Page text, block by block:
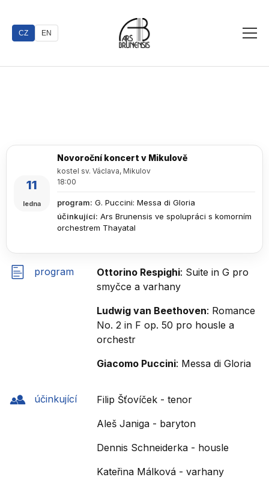
CZ EN
11
ledna
Novoroční koncert v Mikulově
kostel sv. Václava, Mikulov
18:00
program: G. Puccini: Messa di Gloria
účinkující: Ars Brunensis ve spolupráci s komorním
orchestrem Thayatal
program Ottorino Respighi: Suite in G pro
smyčce a varhany
Ludwig van Beethoven: Romance
No. 2 in F op. 50 pro housle a
orchestr
Giacomo Puccini: Messa di Gloria
účinkující
Filip Šťovíček - tenor
Aleš Janiga - baryton
Dennis Schneiderka - housle
Kateřina Málková - varhany